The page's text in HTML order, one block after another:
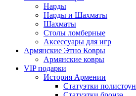
Нарды
Нарды и Шахматы
Шахматы
Столы ломберные
Аксессуары для игр
Армянские Этно Ковры
Армянские ковры
VIP подарки
История Армении
Статуэтки полистоун